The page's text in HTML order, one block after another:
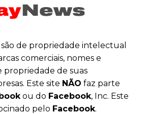
de propriedade intelectual
comerciais, nomes e
propriedade de suas
Este site NÃO faz parte
ou do Facebook, Inc. Este
pelo Facebook.